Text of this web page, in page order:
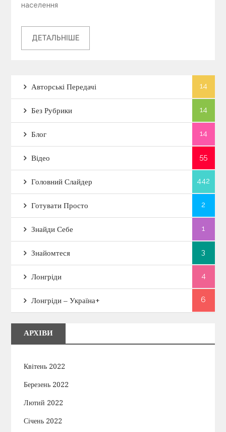
населення
ДЕТАЛЬНІШЕ
Авторські Передачі 14
Без Рубрики 14
Блог 14
Відео 55
Головний Слайдер 442
Готувати Просто 2
Знайди Себе 1
Знайомтеся 3
Лонгріди 4
Лонгріди – Україна+ 6
АРХІВИ
Квітень 2022
Березень 2022
Лютий 2022
Січень 2022